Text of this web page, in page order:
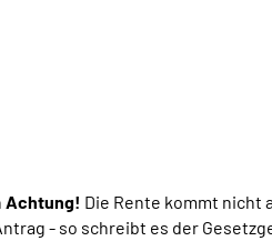
Achtung! Die Rente kommt nicht
- so schreibt es der